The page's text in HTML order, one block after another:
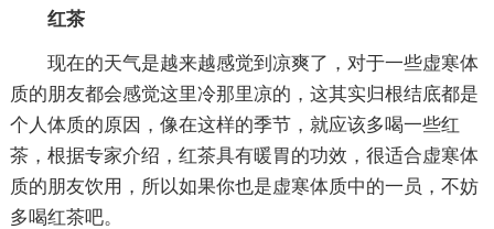
红茶
现在的天气是越来越感觉到凉爽了，对于一些虚寒体
质的朋友都会感觉这里冷那里凉的，这其实归根结底都是
个人体质的原因，像在这样的季节，就应该多喝一些红
茶，根据专家介绍，红茶具有暖胃的功效，很适合虚寒体
质的朋友饮用，所以如果你也是虚寒体质中的一员，不妨
多喝红茶吧。